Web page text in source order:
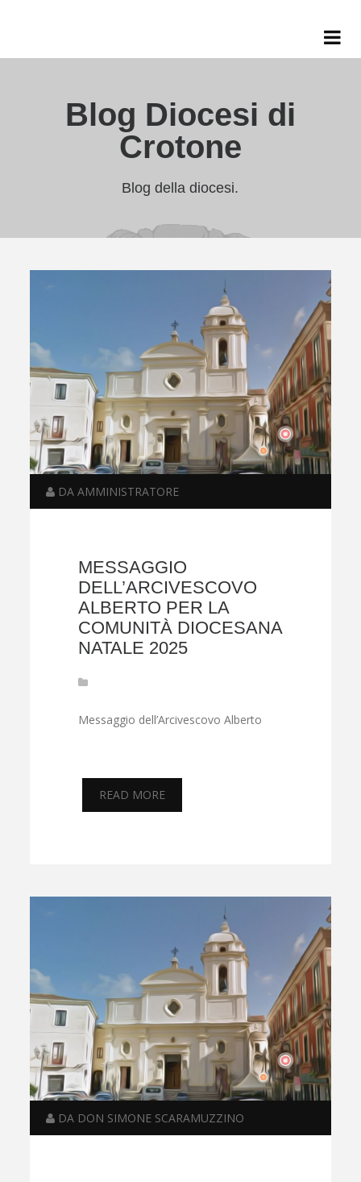
Blog Diocesi di
Crotone
Blog della diocesi.
DA AMMINISTRATORE
MESSAGGIO
DELL’ARCIVESCOVO
ALBERTO PER LA
COMUNITÀ DIOCESANA
NATALE 2025
Messaggio dell’Arcivescovo Alberto
READ MORE
DA DON SIMONE SCARAMUZZINO